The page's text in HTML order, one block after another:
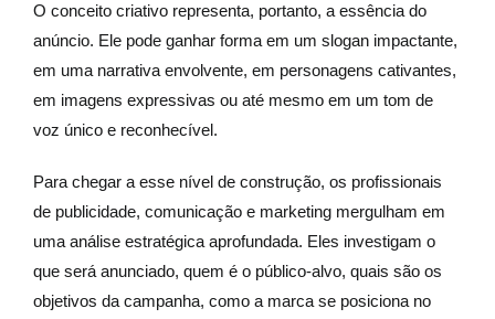
O conceito criativo representa, portanto, a essência do
anúncio. Ele pode ganhar forma em um slogan impactante,
em uma narrativa envolvente, em personagens cativantes,
em imagens expressivas ou até mesmo em um tom de
voz único e reconhecível.
Para chegar a esse nível de construção, os profissionais
de publicidade, comunicação e marketing mergulham em
uma análise estratégica aprofundada. Eles investigam o
que será anunciado, quem é o público-alvo, quais são os
objetivos da campanha, como a marca se posiciona no